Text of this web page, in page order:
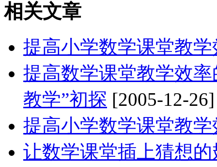
相关文章
提高小学数学课堂教
提高数学课堂教学效
教学”初探 [2005-12-26]
提高小学数学课堂教
让数学课堂插上猜想的